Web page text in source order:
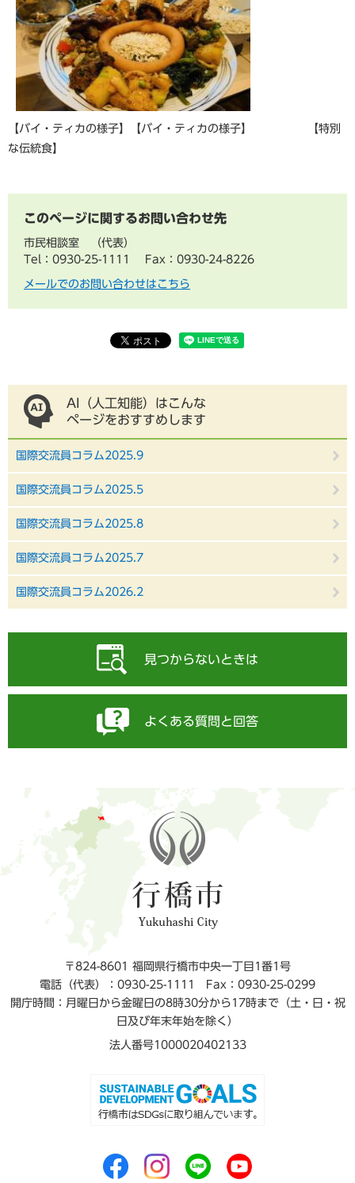
【バイ・ティカの様子】【バイ・ティカの様子】 【特別
な伝統食】
このページに関するお問い合わせ先
市民相談室
代表
Tel：0930-25-1111
Fax：0930-24-8226
メールでのお問い合わせはこちら
AI（人工知能）はこんな
ページをおすすめします
国際交流員コラム2025.9
国際交流員コラム2025.5
国際交流員コラム2025.8
国際交流員コラム2025.7
国際交流員コラム2026.2
見つからないときは
よくある質問と回答
〒824-8601 福岡県行橋市中央一丁目1番1号
電話（代表）：0930-25-1111
Fax：0930-25-0299
開庁時間：月曜日から金曜日の8時30分から17時まで（土・日・祝
日及び年末年始を除く）
法人番号1000020402133